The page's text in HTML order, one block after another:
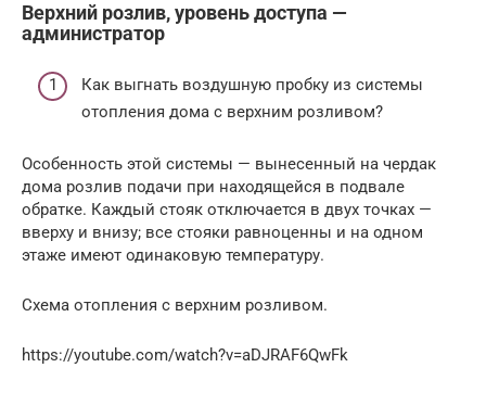
Верхний розлив, уровень доступа —
администратор
Как выгнать воздушную пробку из системы
отопления дома с верхним розливом?
Особенность этой системы — вынесенный на чердак
дома розлив подачи при находящейся в подвале
обратке. Каждый стояк отключается в двух точках —
вверху и внизу; все стояки равноценны и на одном
этаже имеют одинаковую температуру.
Схема отопления с верхним розливом.
https://youtube.com/watch?v=aDJRAF6QwFk